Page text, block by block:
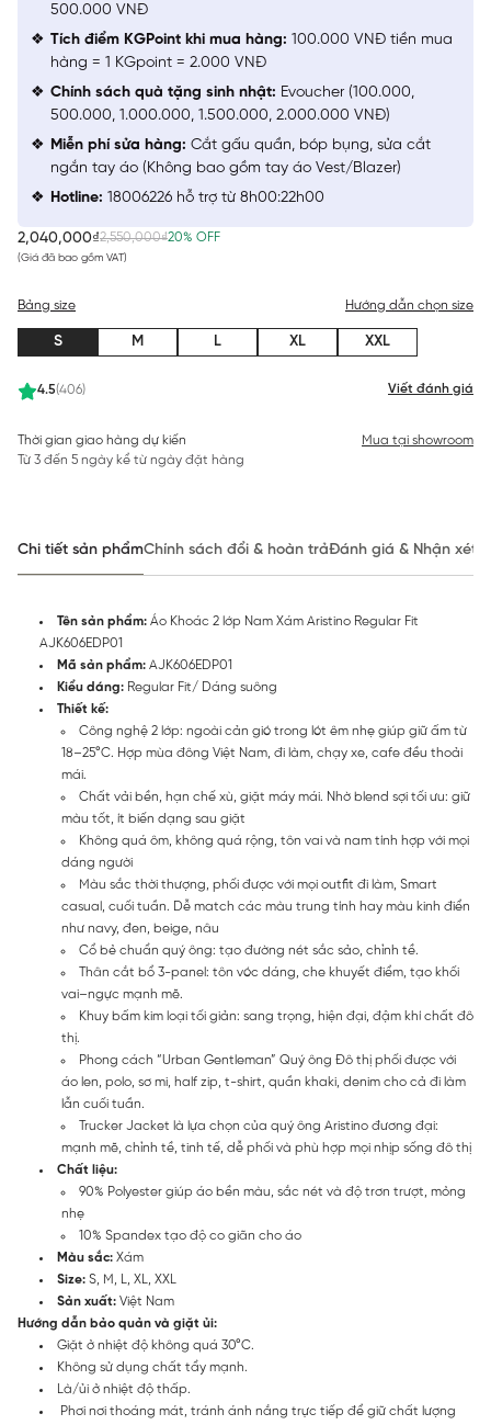
2,040,000₫2,550,000₫20% OFF
(Giá đã bao gồm VAT)
4.5(406) Viết đánh giá
Bảng size Hướng dẫn chọn size
S M L XL XXL
Thời gian giao hàng dự kiến
Từ 3 đến 5 ngày kể từ ngày đặt hàng
Mua tại showroom
500.000 VNĐ
Tích điểm KGPoint khi mua hàng: 100.000 VNĐ tiền mua
hàng = 1 KGpoint = 2.000 VNĐ
Chính sách quà tặng sinh nhật: Evoucher (100.000,
500.000, 1.000.000, 1.500.000, 2.000.000 VNĐ)
Miễn phí sửa hàng: Cắt gấu quần, bóp bụng, sửa cắt
ngắn tay áo (Không bao gồm tay áo Vest/Blazer)
Hotline: 18006226 hỗ trợ từ 8h00:22h00
Chi tiết sản phẩmChính sách đổi & hoàn trảĐánh giá & Nhận xét
Tên sản phẩm: Áo Khoác 2 lớp Nam Xám Aristino Regular Fit
AJK606EDP01
Mã sản phẩm: AJK606EDP01
Kiểu dáng: Regular Fit/ Dáng suông
Thiết kế:
Công nghệ 2 lớp: ngoài cản gió trong lót êm nhẹ giúp giữ ấm từ
18–25°C. Hợp mùa đông Việt Nam, đi làm, chạy xe, cafe đều thoải
mái.
Chất vải bền, hạn chế xù, giặt máy mái. Nhờ blend sợi tối ưu: giữ
màu tốt, ít biến dạng sau giặt
Không quá ôm, không quá rộng, tôn vai và nam tính hợp với mọi
dáng người
Màu sắc thời thượng, phối được với mọi outfit đi làm, Smart
casual, cuối tuần. Dễ match các màu trung tính hay màu kinh điển
như navy, đen, beige, nâu
Cổ bẻ chuẩn quý ông: tạo đường nét sắc sảo, chỉnh tề.
Thân cắt bổ 3-panel: tôn vóc dáng, che khuyết điểm, tạo khối
vai–ngực mạnh mẽ.
Khuy bấm kim loại tối giản: sang trọng, hiện đại, đậm khí chất đô
thị.
Phong cách “Urban Gentleman” Quý ông Đô thị phối được với
áo len, polo, sơ mi, half zip, t-shirt, quần khaki, denim cho cả đi làm
lẫn cuối tuần.
Trucker Jacket là lựa chọn của quý ông Aristino đương đại:
mạnh mẽ, chỉnh tề, tinh tế, dễ phối và phù hợp mọi nhịp sống đô thị
Chất liệu:
90% Polyester giúp áo bền màu, sắc nét và độ trơn trượt, mỏng
nhẹ
10% Spandex tạo độ co giãn cho áo
Màu sắc: Xám
Size: S, M, L, XL, XXL
Sản xuất: Việt Nam
Hướng dẫn bảo quản và giặt ủi:
Giặt ở nhiệt độ không quá 30°C.
Không sử dụng chất tẩy mạnh.
Là/ủi ở nhiệt độ thấp.
Phơi nơi thoáng mát, tránh ánh nắng trực tiếp để giữ chất lượng